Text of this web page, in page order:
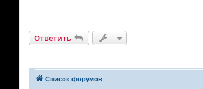
Ответить
Список форумов